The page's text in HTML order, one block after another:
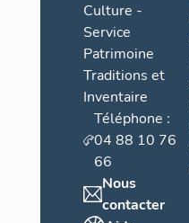
Culture -
Service
Patrimoine
Traditions et
Inventaire
Téléphone :
04 88 10 76
66
Nous
contacter